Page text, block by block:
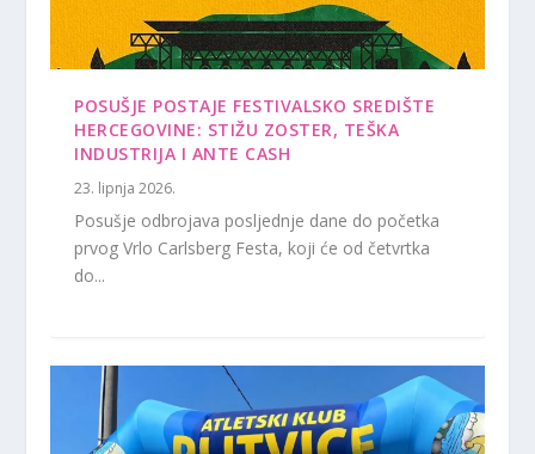
POSUŠJE POSTAJE FESTIVALSKO SREDIŠTE
HERCEGOVINE: STIŽU ZOSTER, TEŠKA
INDUSTRIJA I ANTE CASH
23. lipnja 2026.
Posušje odbrojava posljednje dane do početka
prvog Vrlo Carlsberg Festa, koji će od četvrtka
do...